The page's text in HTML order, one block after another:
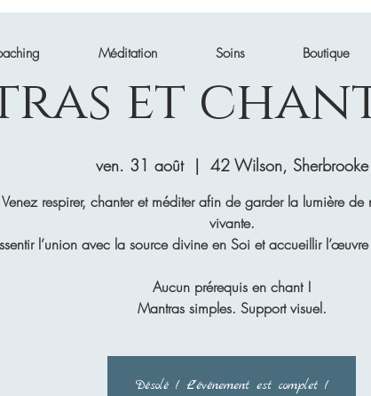
Méditation Soins Boutique
et
ven. 31 août
  |
42 Wilson, Sherbrooke
Venez respirer, chanter et méditer afin de garder la lumière
vivante.
l’union avec la source divine en Soi et accueillir
Aucun prérequis en chant !
Mantras simples. Support visuel.
Désolé ! L'événement est complet !